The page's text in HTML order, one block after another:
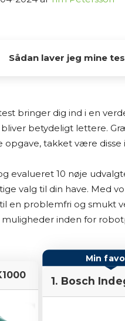
Sådan laver jeg mine
med andre, der også
tests af produkterne
brugeranmeldelser,
både fra danske og
og ulemper ved
på at give et godt
Men jeg kan ikke
på, at siden
bringer dig ind i en
bliver betydeligt lettere.
takket være disse
evalueret 10 nøje
valg til din have. Med
en problemfri og smukt
inden for
Min
1. Bosch